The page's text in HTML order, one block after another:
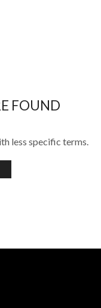
FOUND
less specific terms.